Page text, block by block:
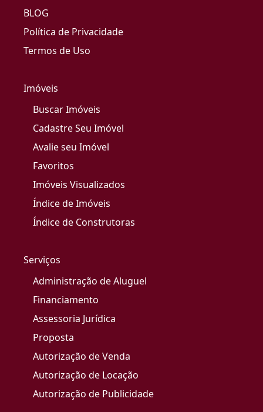
BLOG
Política de Privacidade
Termos de Uso
Imóveis
Buscar Imóveis
Cadastre Seu Imóvel
Avalie seu Imóvel
Favoritos
Imóveis Visualizados
Índice de Imóveis
Índice de Construtoras
Serviços
Administração de Aluguel
Financiamento
Assessoria Jurídica
Proposta
Autorização de Venda
Autorização de Locação
Autorização de Publicidade